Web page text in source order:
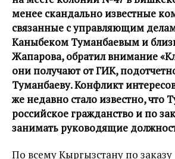
менее скандально известные
связанные с управляющим
Каныбеком Туманбаевым и
Жапарова, обратил внимание
они получают от ГИК,
Туманбаеву. Конфликт
же недавно стало известно, что
российское гражданство и по
занимать руководящие
По всему Кыргызстану по заказу